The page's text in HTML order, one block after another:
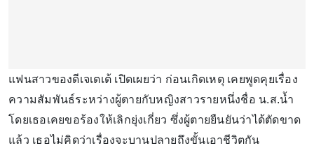
แฟนสาวของดีเจเตเต้ เปิดเผยว่า ก่อนเกิดเหตุ เคยพูดคุยเรื่อง
ความสัมพันธ์ระหว่างผู้ตายกับหญิงสาวรายหนึ่งชื่อ น.ส.น้ำ
โดยเธอเคยขอร้องให้เลิกยุ่งเกี่ยว ซึ่งผู้ตายยืนยันว่าได้ตัดขาด
แล้ว เธอไม่คิดว่าเรื่องจะบานปลายถึงขั้นเอาชีวิตกัน